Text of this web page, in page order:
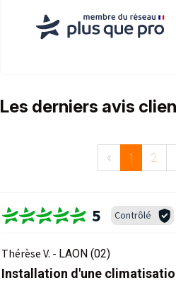
Les derniers avis
« 1 2
5 Contrôlé
Thérèse V. - LAON (02)
Installation d'une